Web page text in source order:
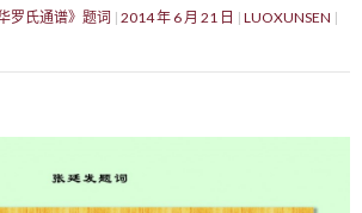
罗氏通谱》题词 2014 年 6 月 21 日
LUOXUNSEN